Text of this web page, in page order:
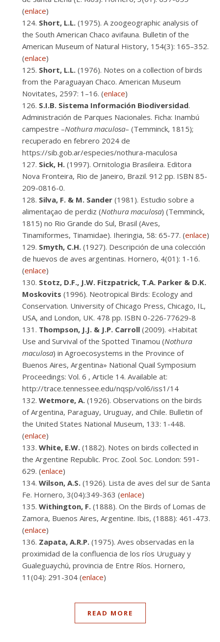
(enlace)
Short, L.L. (1975). A zoogeographic analysis of
the South American Chaco avifauna. Bulletin of the
American Museum of Natural History, 154(3): 165–352.
(enlace)
Short, L.L. (1976). Notes on a collection of birds
from the Paraguayan Chaco. American Museum
Novitates, 2597: 1–16. (enlace)
S.I.B. Sistema Información Biodiversidad.
Administración de Parques Nacionales. Ficha: Inambú
campestre –Nothura maculosa– (Temminck, 1815);
recuperado en febrero 2024 de
https://sib.gob.ar/especies/nothura-maculosa
Sick, H. (1997). Ornitologia Brasileira. Editora
Nova Fronteira, Rio de Janeiro, Brazil. 912 pp. ISBN 85-
209-0816-0.
Silva, F. & M. Sander (1981). Estudio sobre a
alimentaçao de perdiz (Nothura maculosa) (Temminck,
1815) no Rio Grande do Sul, Brasil (Aves,
Tinamiformes, Tinamidae). Iheringia, 58: 65-77. (enlace)
Smyth, C.H. (1927). Descripción de una colección
de huevos de aves argentinas. Hornero, 4(01): 1-16.
(enlace)
Stotz, D.F., J.W. Fitzpatrick, T.A. Parker & D.K.
Moskovits (1996). Neotropical Birds: Ecology and
Conservation. University of Chicago Press, Chicago, IL,
USA, and London, UK. 478 pp. ISBN 0-226-77629-8
Thompson, J.J. & J.P. Carroll (2009). «Habitat
Use and Survival of the Spotted Tinamou (Nothura
maculosa) in Agroecosystems in the Province of
Buenos Aires, Argentina» National Quail Symposium
Proceedings: Vol. 6 , Article 14. Available at:
http://trace.tennessee.edu/nqsp/vol6/iss1/14
Wetmore, A. (1926). Observations on the birds
of Argentina, Paraguay, Uruguay, and Chile. Bulletin of
the United States National Museum, 133: 1-448.
(enlace)
White, E.W. (1882). Notes on birds collected in
the Argentine Republic. Proc. Zool. Soc. London: 591-
629. (enlace)
Wilson, A.S. (1926). Lista de aves del sur de Santa
Fe. Hornero, 3(04):349-363 (enlace)
Withington, F. (1888). On the Birds of Lomas de
Zamora, Buenos Aires, Argentine. Ibis, (1888): 461-473.
(enlace)
Zapata, A.R.P. (1975). Aves observadas en la
proximidad de la confluencia de los ríos Uruguay y
Gualeguaychú, provincia de Entre Ríos. Hornero,
11(04): 291-304 (enlace)
READ MORE